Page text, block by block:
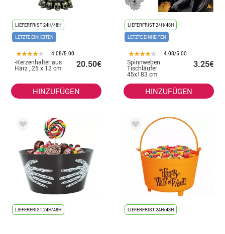
LIEFERFRIST 24H/48H
LETZTE EINHEITEN
4.08/5.00
-Kerzenhalter aus
Harz , 25 x 12 cm 20.50€
HINZUFÜGEN
LIEFERFRIST 24H/48H
LETZTE EINHEITEN
4.08/5.00
Spinnweben
Tischläufer
45x183 cm
3.25€
HINZUFÜGEN
LIEFERFRIST 24H/48H LIEFERFRIST 24H/48H